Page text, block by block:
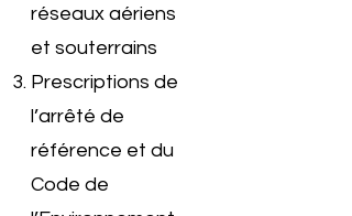
réseaux aériens
et souterrains
Prescriptions de
l’arrêté de
référence et du
Code de